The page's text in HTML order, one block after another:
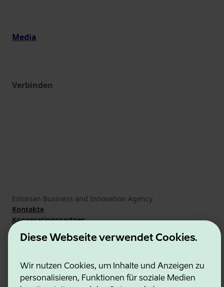
Diese Webseite verwendet Cookies.
Wir nutzen Cookies, um Inhalte und Anzeigen zu
personalisieren, Funktionen für soziale Medien
Media
Verbinden
Estonian Business and Innovation Agency
Kontakte
Kooperationspartner
Cookie- und Datenschutzrichtlinie